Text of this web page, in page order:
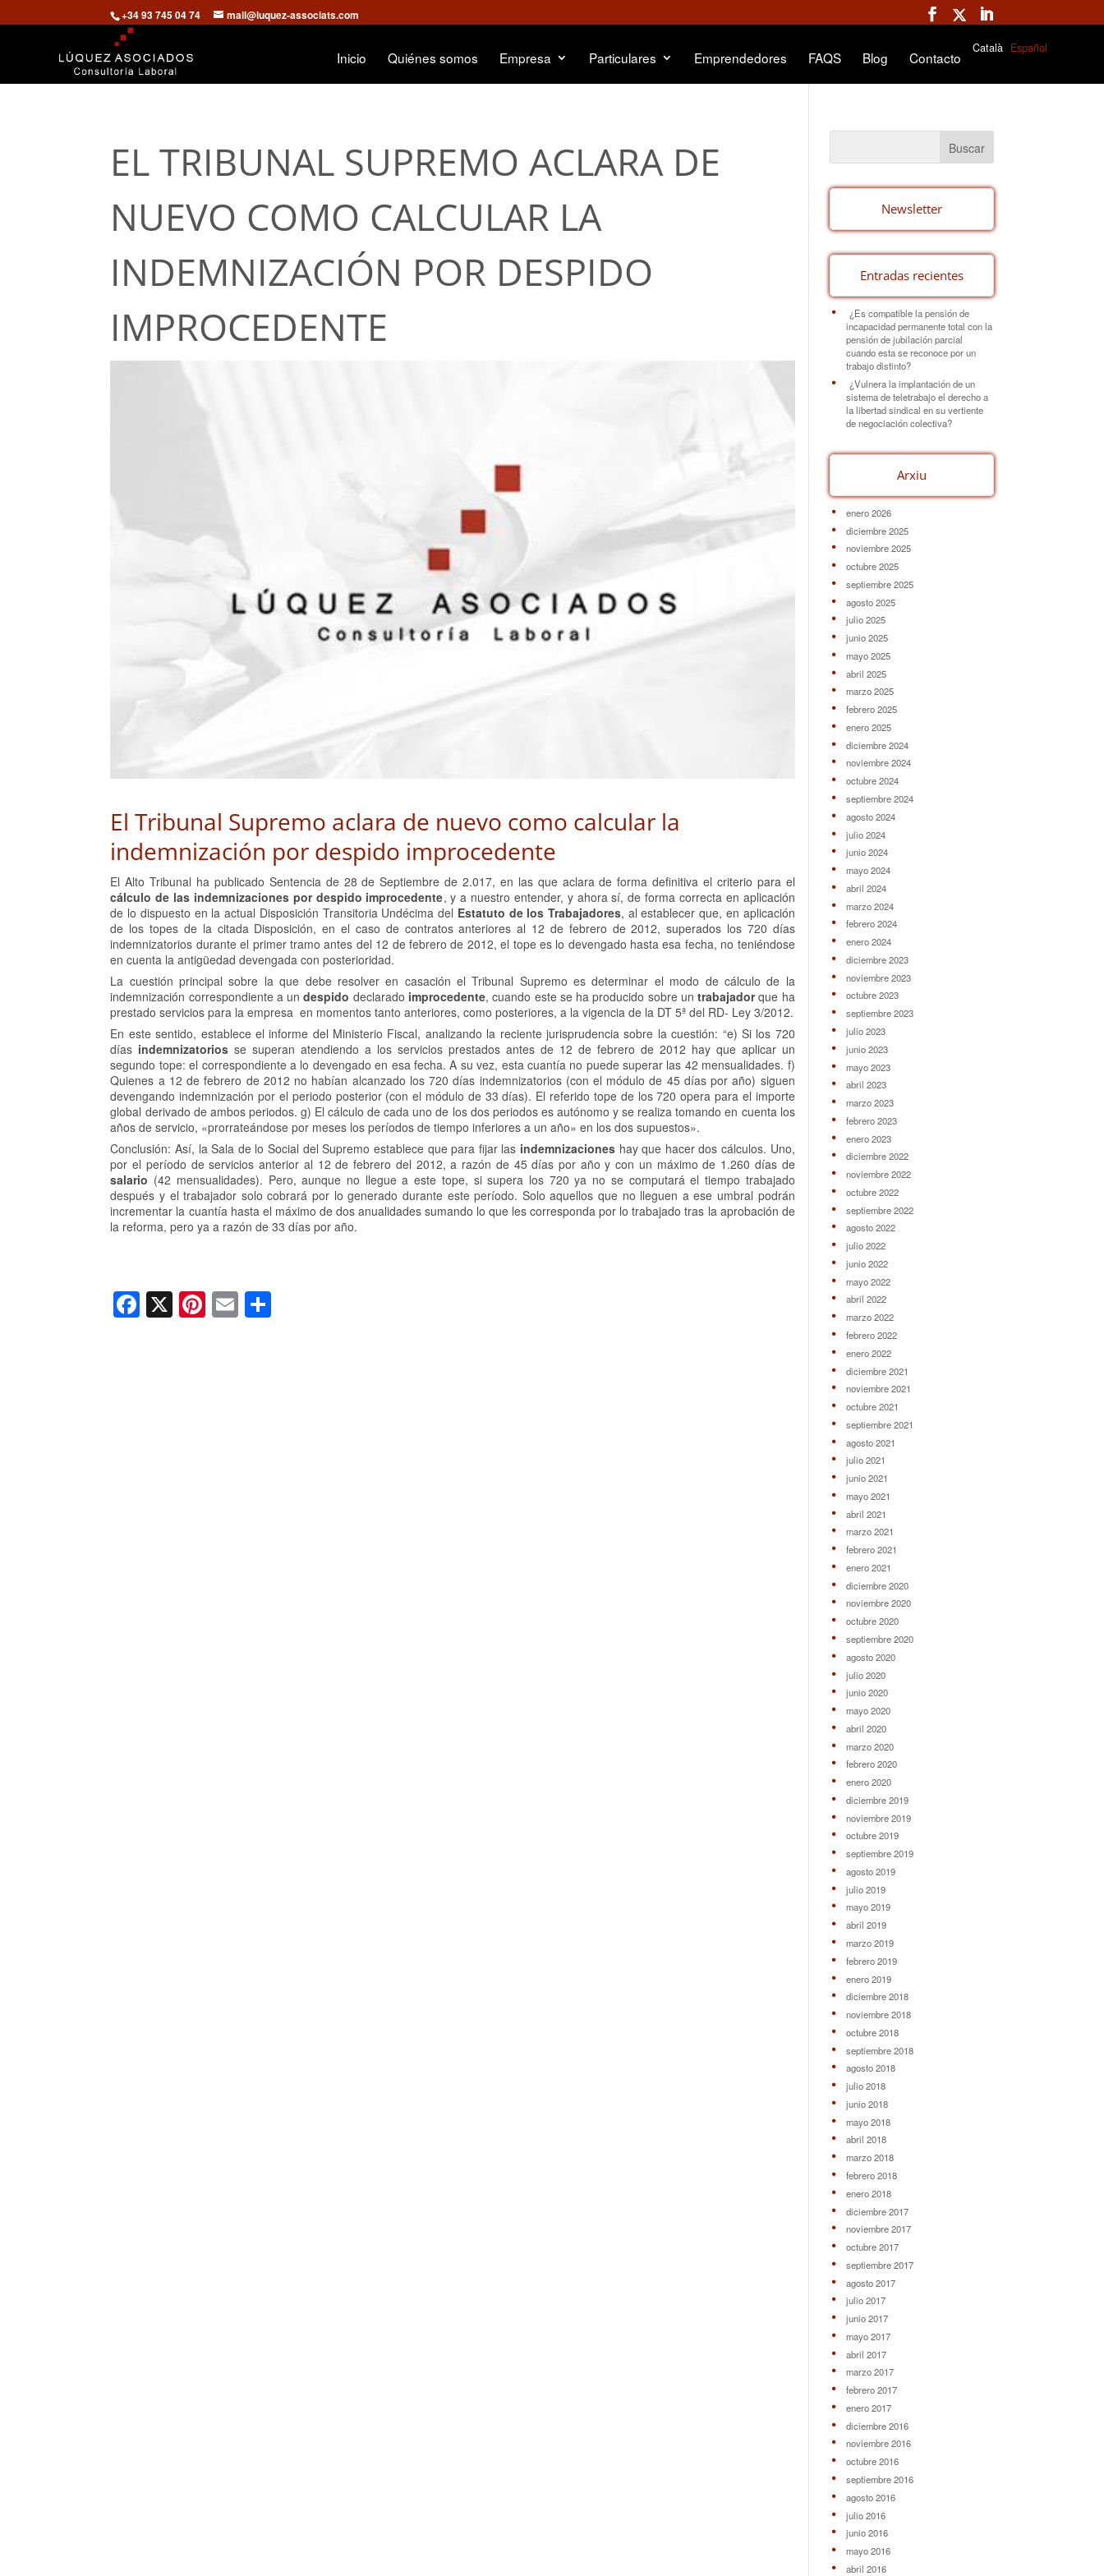
+34 93 745 04 74 mail@luquez-associats.com
Inicio Quiénes somos Empresa Particulares Emprendedores FAQS Blog Contacto
Català Español
EL TRIBUNAL SUPREMO ACLARA DE
NUEVO COMO CALCULAR LA
INDEMNIZACIÓN POR DESPIDO
IMPROCEDENTE
El Tribunal Supremo aclara de nuevo como calcular la
indemnización por despido improcedente
El Alto Tribunal ha publicado Sentencia de 28 de Septiembre de 2.017, en las que aclara de forma definitiva el criterio para el
cálculo de las indemnizaciones por despido improcedente, y a nuestro entender, y ahora sí, de forma correcta en aplicación
de lo dispuesto en la actual Disposición Transitoria Undécima del Estatuto de los Trabajadores, al establecer que, en aplicación
de los topes de la citada Disposición, en el caso de contratos anteriores al 12 de febrero de 2012, superados los 720 días
indemnizatorios durante el primer tramo antes del 12 de febrero de 2012, el tope es lo devengado hasta esa fecha, no teniéndose
en cuenta la antigüedad devengada con posterioridad.
La cuestión principal sobre la que debe resolver en casación el Tribunal Supremo es determinar el modo de cálculo de la
indemnización correspondiente a undespido declarado improcedente, cuando este se ha producido sobre untrabajadorque ha
prestado servicios para la empresa en momentos tanto anteriores, como posteriores, a la vigencia de la DT 5ª del RD- Ley 3/2012.
En este sentido, establece el informe del Ministerio Fiscal, analizando la reciente jurisprudencia sobre la cuestión: “e) Si los 720
días indemnizatorios se superan atendiendo a los servicios prestados antes de 12 de febrero de 2012 hay que aplicar un
segundo tope: el correspondiente a lo devengado en esa fecha. A su vez, esta cuantía no puede superar las 42 mensualidades. f)
Quienes a 12 de febrero de 2012 no habían alcanzado los 720 días indemnizatorios (con el módulo de 45 días por año) siguen
devengando indemnización por el periodo posterior (con el módulo de 33 días). El referido tope de los 720 opera para el importe
global derivado de ambos periodos. g) El cálculo de cada uno de los dos periodos es autónomo y se realiza tomando en cuenta los
años de servicio, «prorrateándose por meses los períodos de tiempo inferiores a un año» en los dos supuestos».
Conclusión: Así, la Sala de lo Social del Supremo establece que para fijar las indemnizaciones hay que hacer dos cálculos. Uno,
por el período de servicios anterior al 12 de febrero del 2012, a razón de 45 días por año y con un máximo de 1.260 días de
salario (42 mensualidades). Pero, aunque no llegue a este tope, si supera los 720 ya no se computará el tiempo trabajado
después y el trabajador solo cobrará por lo generado durante este período. Solo aquellos que no lleguen a ese umbral podrán
incrementar la cuantía hasta el máximo de dos anualidades sumando lo que les corresponda por lo trabajado tras la aprobación de
la reforma, pero ya a razón de 33 días por año.
F X Pi E
Newsletter
Entradas recientes
¿Es compatible la pensión de
incapacidad permanente total con la
pensión de jubilación parcial
cuando esta se reconoce por un
trabajo distinto?
¿Vulnera la implantación de un
sistema de teletrabajo el derecho a
la libertad sindical en su vertiente
de negociación colectiva?
Arxiu
enero 2026
diciembre 2025
noviembre 2025
octubre 2025
septiembre 2025
agosto 2025
julio 2025
junio 2025
mayo 2025
abril 2025
marzo 2025
febrero 2025
enero 2025
diciembre 2024
noviembre 2024
octubre 2024
septiembre 2024
agosto 2024
julio 2024
junio 2024
mayo 2024
abril 2024
marzo 2024
febrero 2024
enero 2024
diciembre 2023
noviembre 2023
octubre 2023
septiembre 2023
julio 2023
junio 2023
mayo 2023
abril 2023
marzo 2023
febrero 2023
enero 2023
diciembre 2022
noviembre 2022
octubre 2022
septiembre 2022
agosto 2022
julio 2022
junio 2022
mayo 2022
abril 2022
marzo 2022
febrero 2022
enero 2022
diciembre 2021
noviembre 2021
octubre 2021
septiembre 2021
agosto 2021
julio 2021
junio 2021
mayo 2021
abril 2021
marzo 2021
febrero 2021
enero 2021
diciembre 2020
noviembre 2020
octubre 2020
septiembre 2020
agosto 2020
julio 2020
junio 2020
mayo 2020
abril 2020
marzo 2020
febrero 2020
enero 2020
diciembre 2019
noviembre 2019
octubre 2019
septiembre 2019
agosto 2019
julio 2019
mayo 2019
abril 2019
marzo 2019
febrero 2019
enero 2019
diciembre 2018
noviembre 2018
octubre 2018
septiembre 2018
agosto 2018
julio 2018
junio 2018
mayo 2018
abril 2018
marzo 2018
febrero 2018
enero 2018
diciembre 2017
noviembre 2017
octubre 2017
septiembre 2017
agosto 2017
julio 2017
junio 2017
mayo 2017
abril 2017
marzo 2017
febrero 2017
enero 2017
diciembre 2016
noviembre 2016
octubre 2016
septiembre 2016
agosto 2016
julio 2016
junio 2016
mayo 2016
abril 2016